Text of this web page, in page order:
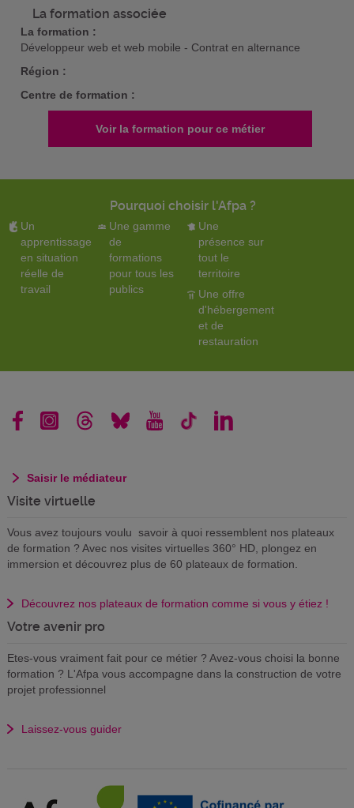
La formation associée
La formation :
Développeur web et web mobile - Contrat en alternance
Région :
Centre de formation :
Voir la formation pour ce métier
Pourquoi choisir l'Afpa ?
Un
apprentissage
en situation
réelle de
travail
Une gamme
de
formations
pour tous les
publics
Une
présence sur
tout le
territoire
Une offre
d'hébergement
et de
restauration
Saisir le médiateur
Visite virtuelle
Vous avez toujours voulu savoir à quoi ressemblent nos plateaux
de formation ? Avec nos visites virtuelles 360° HD, plongez en
immersion et découvrez plus de 60 plateaux de formation.
Découvrez nos plateaux de formation comme si vous y étiez !
Votre avenir pro
Etes-vous vraiment fait pour ce métier ? Avez-vous choisi la bonne
formation ? L'Afpa vous accompagne dans la construction de votre
projet professionnel
Laissez-vous guider